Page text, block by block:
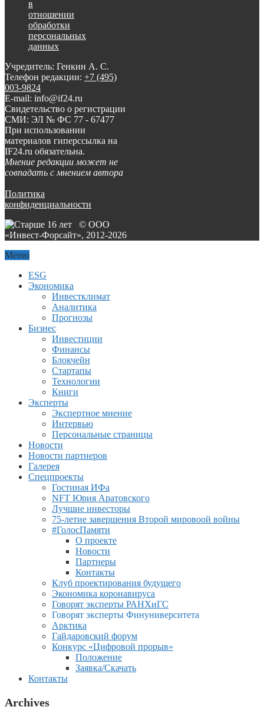
в
отношении
обработки
персональных
данных
Учредитель: Генкин А. С.
Телефон редакции: +7 (495)
003-9824
E-mail: info@if24.ru
Свидетельство о регистрации
СМИ: ЭЛ № ФС 77 - 67477
При использовании
материалов гиперссылка на
IF24.ru обязательна.
Мнение редакции может не
совпадать с мнением автора
Политика
конфиденциальности
© ООО
«Инвест-Форсайт», 2012-2026
Меню
ESG
Экономика
Инвестклимат
Аналитика
Прогнозы
Бизнес
Инвестиции
Финансы
Блокчейн
Стартапы
Технологии
Книги
Эксперты
Экспертное мнение
Интервью
Персональные страницы
Новости
Новости партнеров
Галерея
Спецпроекты
Гостиная ИФа
NFT Юрия Аратовского
Лучшие инвесторы
75-летие завершения Второй мировоой войны
#ГолосПамяти
О проекте
Новости
Партнеры
Контакты
Клуб проектирования будущего
Экономика коронавируса
Говорят эксперты РАНХиГС
Говорят эксперты Финуниверситета
Арктика
Гайдаровский форум
Конкурс «Цифровой прорыв»
Положение
Заявка/Скачать
Контакты
Archives